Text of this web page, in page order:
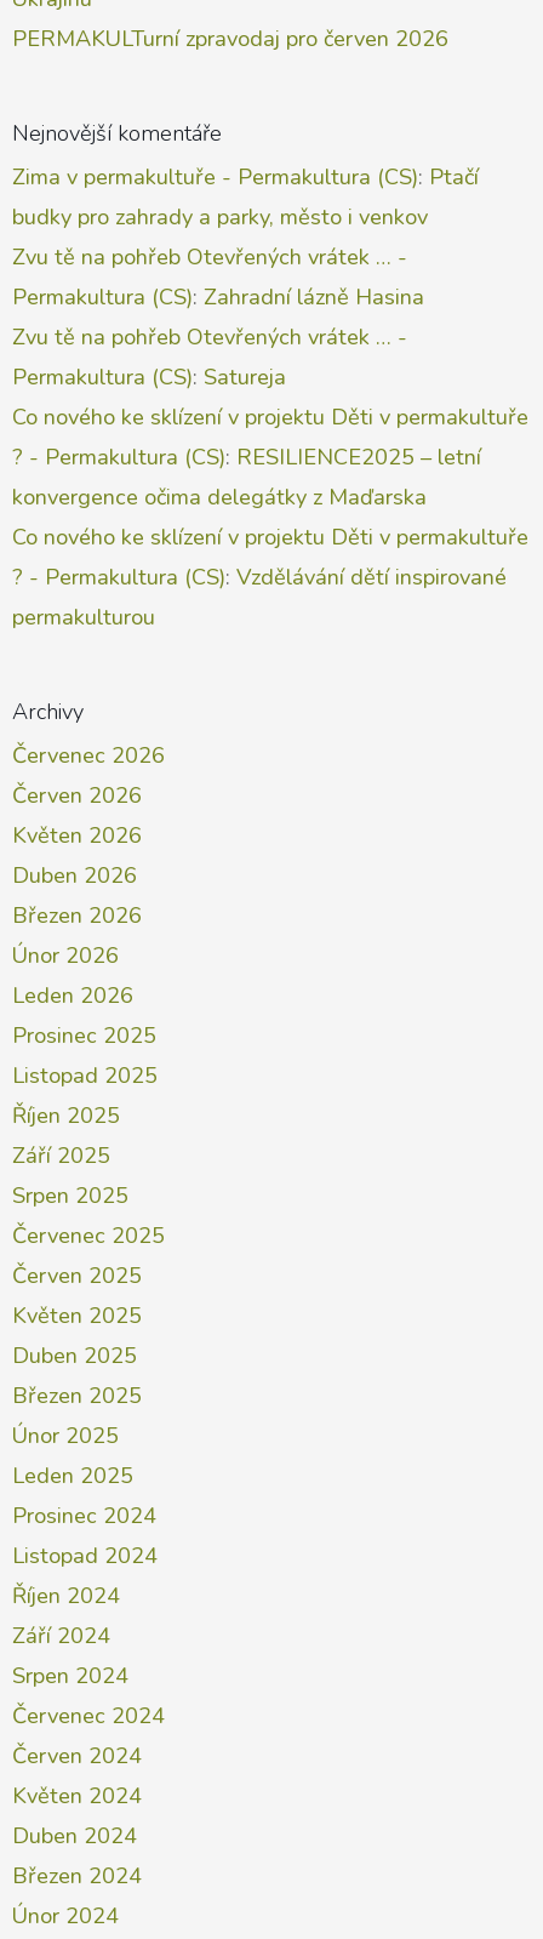
PERMAKULTurní zpravodaj pro červen 2026
Nejnovější komentáře
Zima v permakultuře - Permakultura (CS): Ptačí
budky pro zahrady a parky, město i venkov
Zvu tě na pohřeb Otevřených vrátek … -
Permakultura (CS): Zahradní lázně Hasina
Zvu tě na pohřeb Otevřených vrátek … -
Permakultura (CS): Satureja
Co nového ke sklízení v projektu Děti v permakultuře
? - Permakultura (CS): RESILIENCE2025 – letní
konvergence očima delegátky z Maďarska
Co nového ke sklízení v projektu Děti v permakultuře
? - Permakultura (CS): Vzdělávání dětí inspirované
permakulturou
Archivy
Červenec 2026
Červen 2026
Květen 2026
Duben 2026
Březen 2026
Únor 2026
Leden 2026
Prosinec 2025
Listopad 2025
Říjen 2025
Září 2025
Srpen 2025
Červenec 2025
Červen 2025
Květen 2025
Duben 2025
Březen 2025
Únor 2025
Leden 2025
Prosinec 2024
Listopad 2024
Říjen 2024
Září 2024
Srpen 2024
Červenec 2024
Červen 2024
Květen 2024
Duben 2024
Březen 2024
Únor 2024